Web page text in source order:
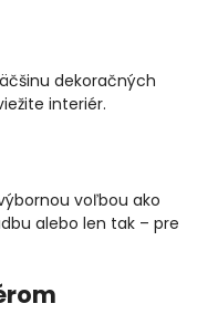
dekoračných
interiér.
voľbou ako
alebo len tak – pre